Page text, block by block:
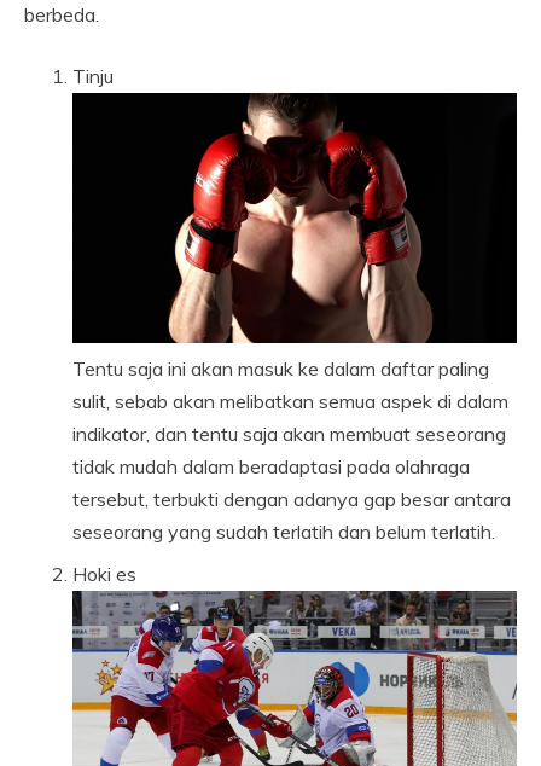
berbeda.
Tinju
Tentu saja ini akan masuk ke dalam daftar paling
sulit, sebab akan melibatkan semua aspek di dalam
indikator, dan tentu saja akan membuat seseorang
tidak mudah dalam beradaptasi pada olahraga
tersebut, terbukti dengan adanya gap besar antara
seseorang yang sudah terlatih dan belum terlatih.
Hoki es